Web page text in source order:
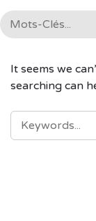
RECHERCHE:
It seems we
searching can
SEARCH
FOR: